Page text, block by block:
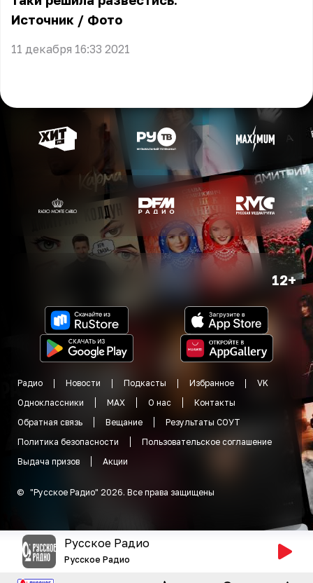
Источник / Фото
11 декабря 16:33 2021
12+
Радио Новости Подкасты Избранное
VK
Одноклассники
MAX О нас
Контакты
Обратная связь
Вещание
Результаты СОУТ
Политика безопасности
Пользовательское соглашение
Выдача призов
Акции
© "Русское Радио" 2026. Все права защищены
Русское Радио
Русское Радио